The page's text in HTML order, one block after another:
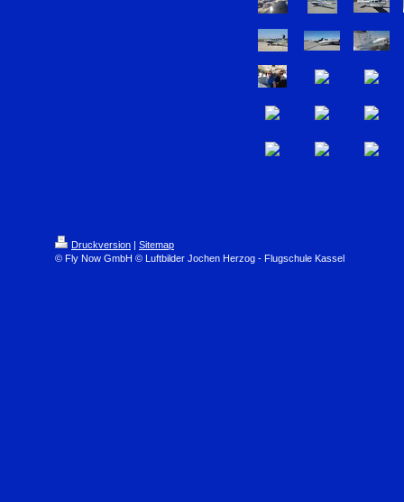
Druckversion | Sitemap
© Fly Now GmbH © Luftbilder Jochen Herzog - Flugschule Kassel